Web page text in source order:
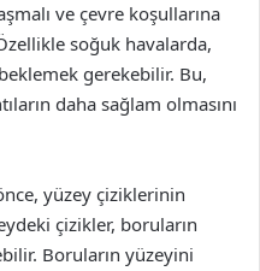
ve çevre koşullarına
soğuk havalarda,
gerekebilir. Bu,
daha sağlam olmasını
yüzey çiziklerinin
çizikler, boruların
Boruların yüzeyini